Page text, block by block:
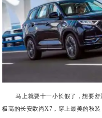
马上就要十一小长假了，想要
极高的长安欧尚X7，穿上最美的秋装